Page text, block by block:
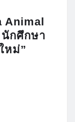
Animal
กศึกษา
หม่”